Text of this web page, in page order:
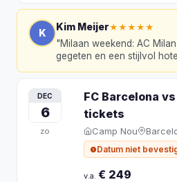
K
Kim Meijer★★★★★
"Milaan weekend: AC
gegeten en een stijlvol
DEC
6
zo
FC Barcelona
tickets
Camp Nou
Datum niet
v.a. € 249